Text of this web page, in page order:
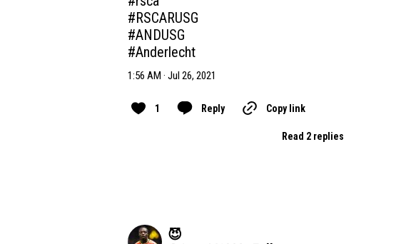
#RSCARUSG
#ANDUSG
#Anderlecht
1:56 AM · Jul 26, 2021
1 Reply Copy link
Read 2 replies
😈